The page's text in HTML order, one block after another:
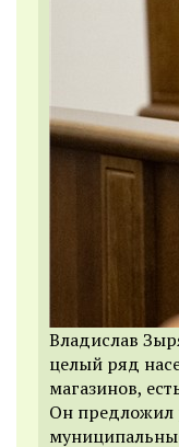
Владислав
целый ряд
магазинов,
Он предложил